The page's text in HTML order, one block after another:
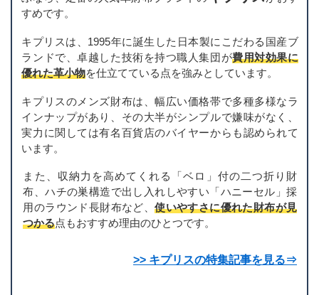
すめです。
キプリスは、1995年に誕生した日本製にこだわる国産ブ
ランドで、卓越した技術を持つ職人集団が費用対効果に
優れた革小物を仕立てている点を強みとしています。
キプリスのメンズ財布は、幅広い価格帯で多種多様なラ
インナップがあり、その大半がシンプルで嫌味がなく、
実力に関しては有名百貨店のバイヤーからも認められて
います。
また、収納力を高めてくれる「ベロ」付の二つ折り財
布、ハチの巣構造で出し入れしやすい「ハニーセル」採
用のラウンド長財布など、使いやすさに優れた財布が見
つかる点もおすすめ理由のひとつです。
>> キプリスの特集記事を見る⇒